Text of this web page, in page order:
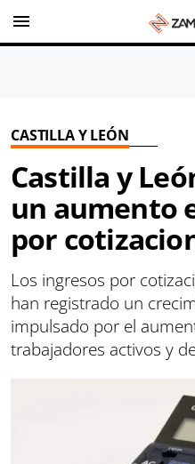
menu
CASTILLA Y LEÓN
Castilla y
un aumento
por
Los ingresos por
han registrado un
impulsado por el
trabajadores activos y